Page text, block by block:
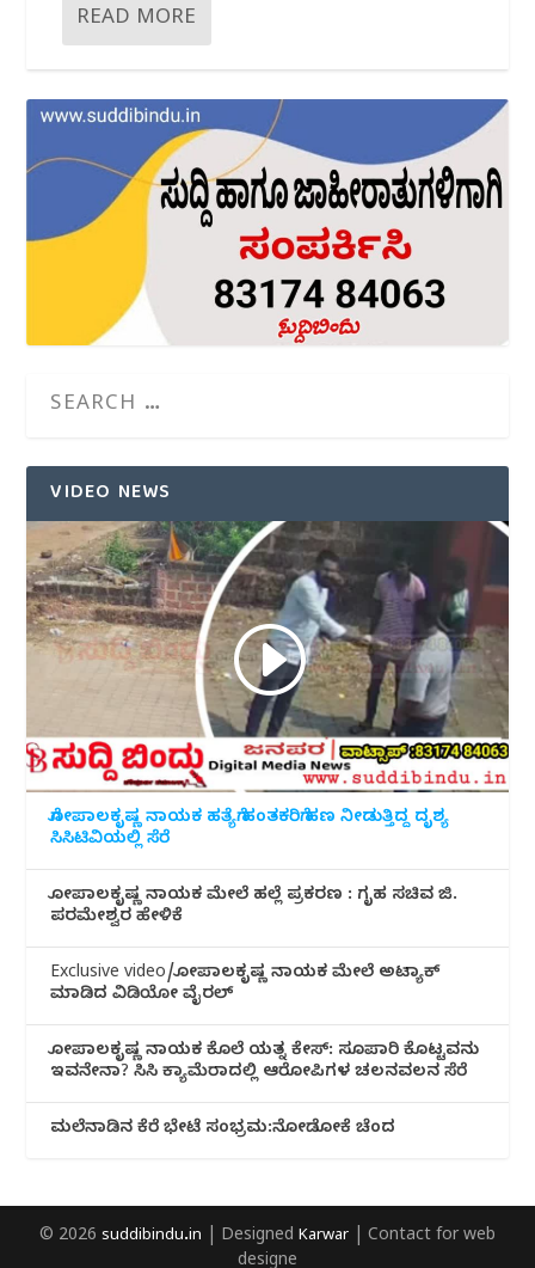
READ MORE
VIDEO NEWS
ಗೋಪಾಲಕೃಷ್ಣ ನಾಯಕ ಹತ್ಯೆಗೆ ಹಂತಕರಿಗೆ ಹಣ ನೀಡುತ್ತಿದ್ದ ದೃಶ್ಯ
ಸಿಸಿಟಿವಿಯಲ್ಲಿ ಸೆರೆ
ಗೋಪಾಲಕೃಷ್ಣ ನಾಯಕ ಮೇಲೆ ಹಲ್ಲೆ ಪ್ರಕರಣ : ಗೃಹ ಸಚಿವ ಜಿ.
ಪರಮೇಶ್ವರ ಹೇಳಿಕೆ
Exclusive video/ಗೋಪಾಲಕೃಷ್ಣ ನಾಯಕ ಮೇಲೆ ಅಟ್ಯಾಕ್
ಮಾಡಿದ ವಿಡಿಯೋ ವೈರಲ್
ಗೋಪಾಲಕೃಷ್ಣ ನಾಯಕ ಕೊಲೆ ಯತ್ನ ಕೇಸ್: ಸೂಪಾರಿ ಕೊಟ್ಟವನು
ಇವನೇನಾ? ಸಿಸಿ ಕ್ಯಾಮೆರಾದಲ್ಲಿ ಆರೋಪಿಗಳ ಚಲನವಲನ ಸೆರೆ
ಮಲೆನಾಡಿ‌ನ ಕೆರೆ ಭೇಟೆ ಸಂಭ್ರಮ:ನೋಡೋಕೆ ಚೆಂದ
© 2026 suddibindu.in | Designed Karwar | Contact for web
designe